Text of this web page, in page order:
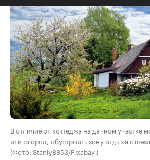
В отличие от коттеджа на дачном участке
или огород, обустроить зону отдыха с
(Фото: Stanly8853/Pixabay )